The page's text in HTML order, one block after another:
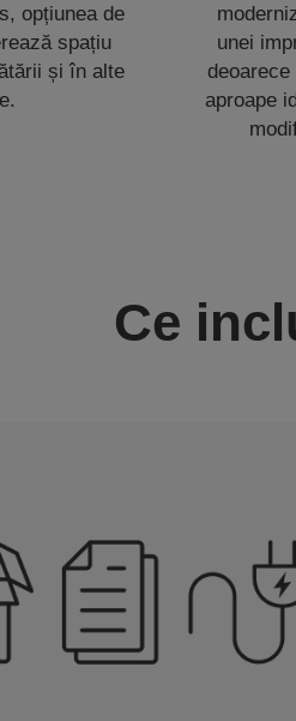
opțiunea de
spațiu
și în alte
unei
aproape
Ce